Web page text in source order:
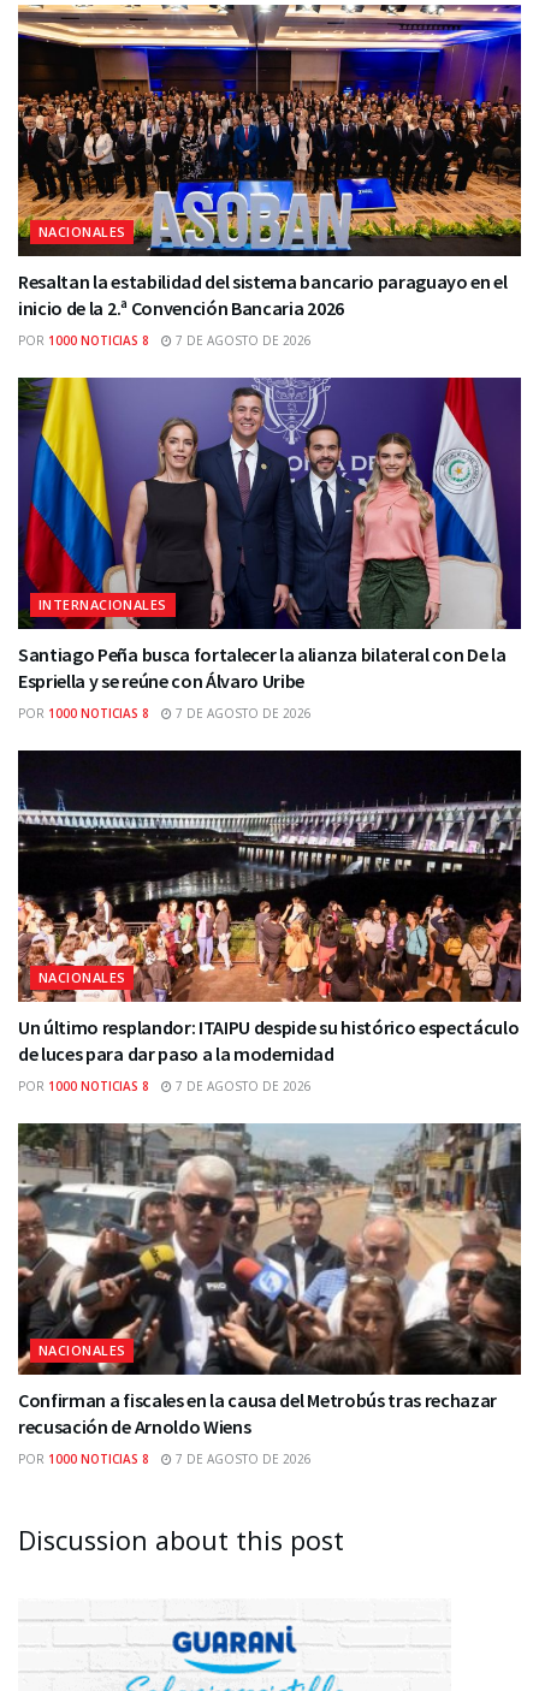
NACIONALES
Resaltan la estabilidad del sistema bancario paraguayo en el
inicio de la 2.ª Convención Bancaria 2026
POR 1000 NOTICIAS 8 7 DE AGOSTO DE 2026
INTERNACIONALES
Santiago Peña busca fortalecer la alianza bilateral con De la
Espriella y se reúne con Álvaro Uribe
POR 1000 NOTICIAS 8 7 DE AGOSTO DE 2026
NACIONALES
Un último resplandor: ITAIPU despide su histórico espectáculo
de luces para dar paso a la modernidad
POR 1000 NOTICIAS 8 7 DE AGOSTO DE 2026
NACIONALES
Confirman a fiscales en la causa del Metrobús tras rechazar
recusación de Arnoldo Wiens
POR 1000 NOTICIAS 8 7 DE AGOSTO DE 2026
Discussion about this post